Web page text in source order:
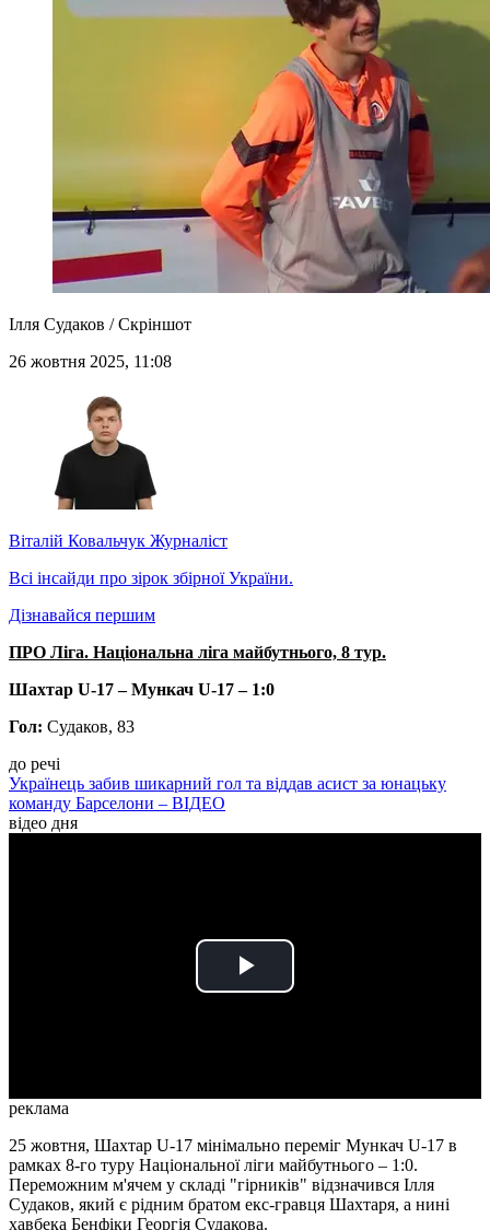
Ілля Судаков / Скріншот
26 жовтня 2025, 11:08
Віталій Ковальчук Журналіст
Всі інсайди про зірок збірної України.
Дізнавайся першим
ПРО Ліга. Національна ліга майбутнього, 8 тур.
Шахтар U-17 – Мункач U-17 – 1:0
Гол: Судаков, 83
до речі
Українець забив шикарний гол та віддав асист за юнацьку
команду Барселони – ВІДЕО
відео дня
Play
реклама
25 жовтня, Шахтар U-17 мінімально переміг Мункач U-17 в
рамках 8-го туру Національної ліги майбутнього – 1:0.
Переможним м'ячем у складі "гірників" відзначився Ілля
Судаков, який є рідним братом екс-гравця Шахтаря, а нині
хавбека Бенфіки Георгія Судакова.